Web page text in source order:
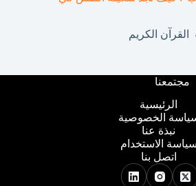
القرآن الكريم
مجتمعنا
الرئيسية
الخصوصية
نبذة عنا
سياسة الاستخدام
اتصل بنا